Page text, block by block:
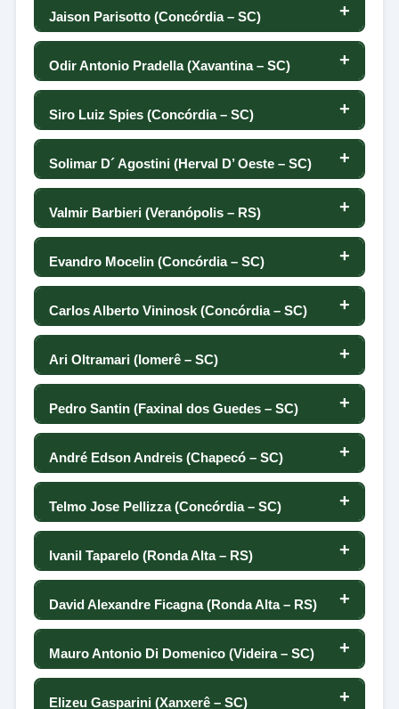
0
94
93
0
93
82
92
0
92
83
91
0
91
-12
84
90
0
90
-2
52
85
89
0
89
84
-17
-85
86
88
0
88
Jaison Parisotto (Concórdia – SC)
-26
-79
120
87
87
0
87
Odir Antonio Pradella (Xavantina – SC)
-17
11
-33
88
86
0
86
Siro Luiz Spies (Concórdia – SC)
-46
73
4
89
85
0
85
Solimar D´ Agostini (Herval D’ Oeste – SC)
12
-5
7
89
84
0
84
Valmir Barbieri (Veranópolis – RS)
3
75
63
91
83
0
83
Evandro Mocelin (Concórdia – SC)
2
-69
-100
92
82
0
82
Carlos Alberto Vininosk (Concórdia – SC)
-55
-51
71
93
81
0
81
Ari Oltramari (Iomerê – SC)
-67
-24
47
94
80
0
Pedro Santin (Faxinal dos Guedes – SC)
-10
-6
0
95
79
André Edson Andreis (Chapecó – SC)
-4
-136
77
96
Telmo Jose Pellizza (Concórdia – SC)
44
-27
0
Ivanil Taparelo (Ronda Alta – RS)
-36
-47
David Alexandre Ficagna (Ronda Alta – RS)
52
Mauro Antonio Di Domenico (Videira – SC)
-33
Elizeu Gasparini (Xanxerê – SC)